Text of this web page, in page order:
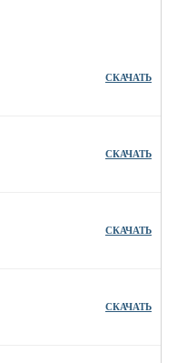
СКАЧАТЬ
СКАЧАТЬ
СКАЧАТЬ
СКАЧАТЬ